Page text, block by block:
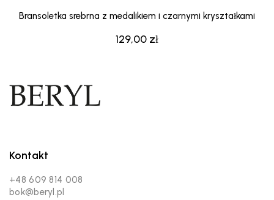
129,00 zł
Bransoletka srebrna z medalikiem i czarnymi kryształkami
Kontakt
+48 609 814 008
bok@beryl.pl